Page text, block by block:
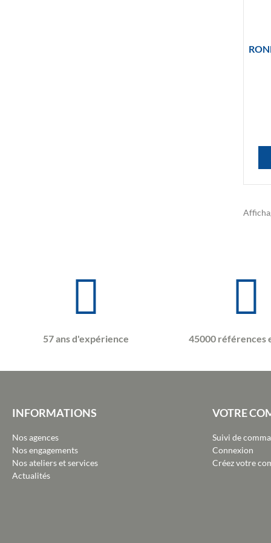
57 ans d'expérience 45000 références
INFORMATIONS
Nos agences
Nos engagements
Nos ateliers et services
Actualités
VOTRE
Suivi de
Connexion
Créez votre